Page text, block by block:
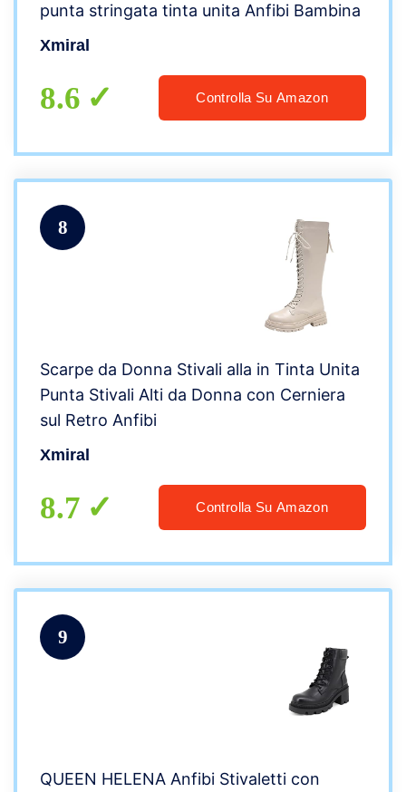
punta stringata tinta unita Anfibi Bambina
Xmiral
8.6 Controlla Su Amazon
8
Scarpe da Donna Stivali alla in Tinta Unita
Punta Stivali Alti da Donna con Cerniera
sul Retro Anfibi
Xmiral
8.7 Controlla Su Amazon
9
QUEEN HELENA Anfibi Stivaletti con